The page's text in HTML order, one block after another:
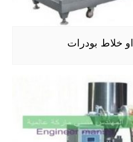
خلاط بودرات